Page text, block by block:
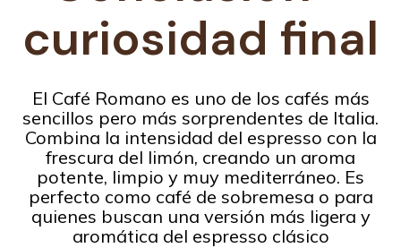
curiosidad final
El Café Romano es uno de los cafés más
sencillos pero más sorprendentes de Italia.
Combina la intensidad del espresso con la
frescura del limón, creando un aroma
potente, limpio y muy mediterráneo. Es
perfecto como café de sobremesa o para
quienes buscan una versión más ligera y
aromática del espresso clásico